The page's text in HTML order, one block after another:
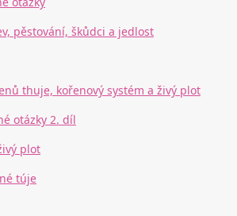
pěstování, škůdci a jedlost
thuje, kořenový systém a živý plot
otázky 2. díl
plot
túje